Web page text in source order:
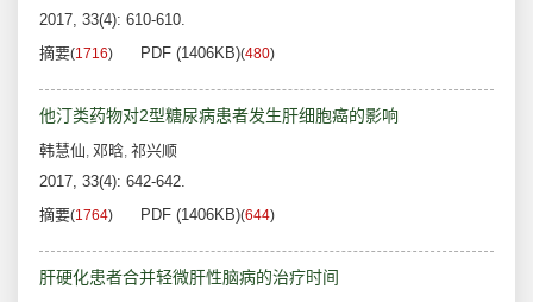
2017, 33(4): 610-610.
摘要(1716) PDF (1406KB)(480)
他汀类药物对2型糖尿病患者发生肝细胞癌的影响
韩慧仙, 邓晗, 祁兴顺
2017, 33(4): 642-642.
摘要(1764) PDF (1406KB)(644)
肝硬化患者合并轻微肝性脑病的治疗时间